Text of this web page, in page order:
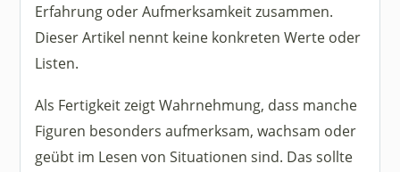
Erfahrung oder Aufmerksamkeit zusammen.
Dieser Artikel nennt keine konkreten Werte oder
Listen.
Als Fertigkeit zeigt Wahrnehmung, dass manche
Figuren besonders aufmerksam, wachsam oder
geübt im Lesen von Situationen sind. Das sollte